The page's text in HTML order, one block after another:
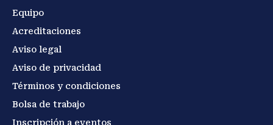
Equipo
Acreditaciones
Aviso legal
Aviso de privacidad
Términos y condiciones
Bolsa de trabajo
Inscripción a eventos